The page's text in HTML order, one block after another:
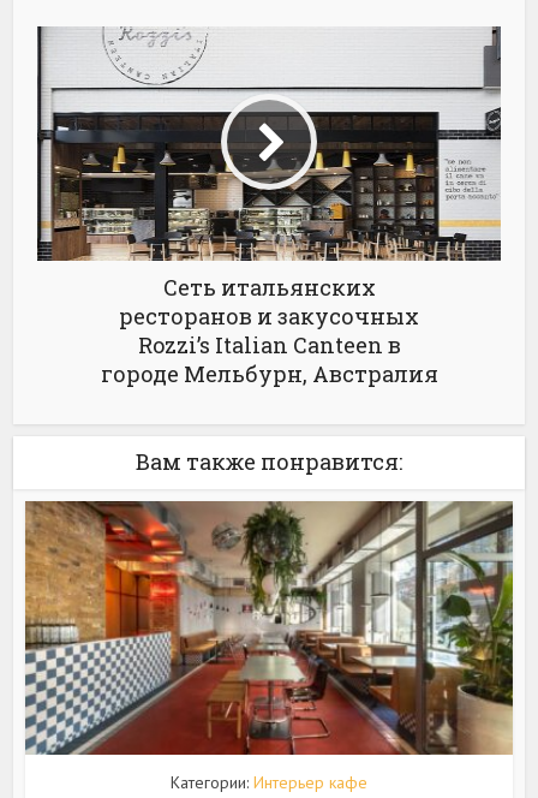
Сеть итальянских
ресторанов и закусочных
Rozzi’s Italian Canteen в
городе Мельбурн, Австралия
Вам также понравится:
Категории: Интерьер кафе